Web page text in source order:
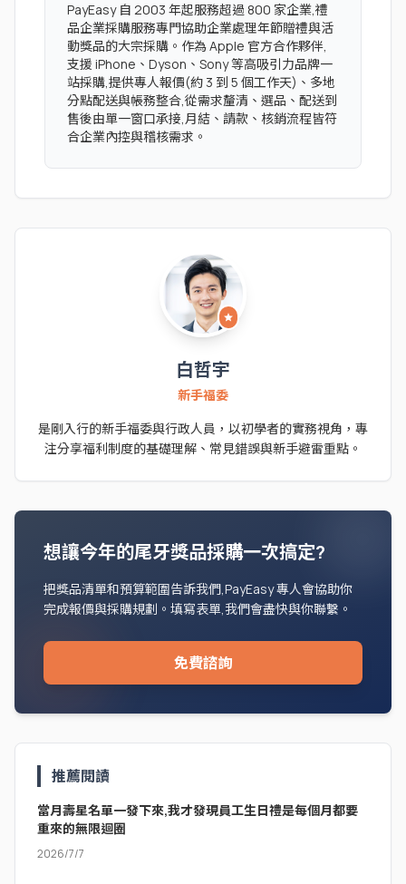
PayEasy 自 2003 年起服務超過 800 家企業,禮
品企業採購服務專門協助企業處理年節贈禮與活
動獎品的大宗採購。作為 Apple 官方合作夥伴,
支援 iPhone、Dyson、Sony 等高吸引力品牌一
站採購,提供專人報價(約 3 到 5 個工作天)、多地
分點配送與帳務整合,從需求釐清、選品、配送到
售後由單一窗口承接,月結、請款、核銷流程皆符
合企業內控與稽核需求。
star
白哲宇
新手福委
是剛入行的新手福委與行政人員，以初學者的實務視角，專
注分享福利制度的基礎理解、常見錯誤與新手避雷重點。
想讓今年的尾牙獎品採購一次搞定?
把獎品清單和預算範圍告訴我們,PayEasy 專人會協助你
完成報價與採購規劃。填寫表單,我們會盡快與你聯繫。
免費諮詢
推薦閱讀
當月壽星名單一發下來,我才發現員工生日禮是每個月都要
重來的無限迴圈
2026/7/7